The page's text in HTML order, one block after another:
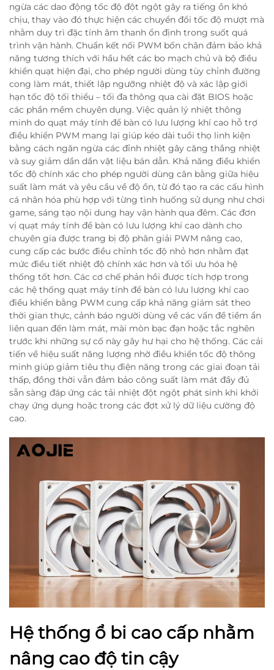
ngừa các dao động tốc độ đột ngột gây ra tiếng ồn khó
chịu, thay vào đó thực hiện các chuyển đổi tốc độ mượt mà
nhằm duy trì đặc tính âm thanh ổn định trong suốt quá
trình vận hành. Chuẩn kết nối PWM bốn chân đảm bảo khả
năng tương thích với hầu hết các bo mạch chủ và bộ điều
khiển quạt hiện đại, cho phép người dùng tùy chỉnh đường
cong làm mát, thiết lập ngưỡng nhiệt độ và xác lập giới
hạn tốc độ tối thiểu – tối đa thông qua cài đặt BIOS hoặc
các phần mềm chuyên dụng. Việc quản lý nhiệt thông
minh do quạt máy tính để bàn có lưu lượng khí cao hỗ trợ
điều khiển PWM mang lại giúp kéo dài tuổi thọ linh kiện
bằng cách ngăn ngừa các đỉnh nhiệt gây căng thẳng nhiệt
và suy giảm dần dần vật liệu bán dẫn. Khả năng điều khiển
tốc độ chính xác cho phép người dùng cân bằng giữa hiệu
suất làm mát và yêu cầu về độ ồn, từ đó tạo ra các cấu hình
cá nhân hóa phù hợp với từng tình huống sử dụng như chơi
game, sáng tạo nội dung hay vận hành qua đêm. Các đơn
vị quạt máy tính để bàn có lưu lượng khí cao dành cho
chuyên gia được trang bị độ phân giải PWM nâng cao,
cung cấp các bước điều chỉnh tốc độ nhỏ hơn nhằm đạt
mức điều tiết nhiệt độ chính xác hơn và tối ưu hóa hệ
thống tốt hơn. Các cơ chế phản hồi được tích hợp trong
các hệ thống quạt máy tính để bàn có lưu lượng khí cao
điều khiển bằng PWM cung cấp khả năng giám sát theo
thời gian thực, cảnh báo người dùng về các vấn đề tiềm ẩn
liên quan đến làm mát, mài mòn bạc đạn hoặc tắc nghẽn
trước khi những sự cố này gây hư hại cho hệ thống. Các cải
tiến về hiệu suất năng lượng nhờ điều khiển tốc độ thông
minh giúp giảm tiêu thụ điện năng trong các giai đoạn tải
thấp, đồng thời vẫn đảm bảo công suất làm mát đầy đủ
sẵn sàng đáp ứng các tải nhiệt đột ngột phát sinh khi khởi
chạy ứng dụng hoặc trong các đợt xử lý dữ liệu cường độ
cao.
Hệ thống ổ bi cao cấp nhằm
nâng cao độ tin cậy